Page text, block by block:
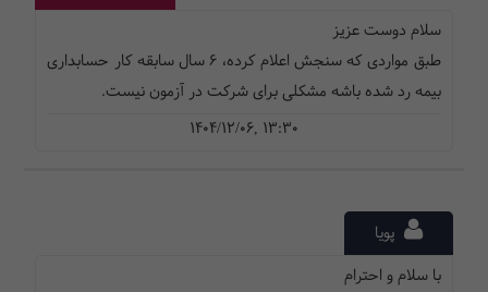
سلام دوست عزیز
طبق مواردی که سنجش اعلام کرده، 6 سال سابقه کار حسابداری
بیمه رد شده باشه مشکلی برای شرکت در آزمون نیست.
1404/12/06, 13:30
پویا
با سلام و احترام